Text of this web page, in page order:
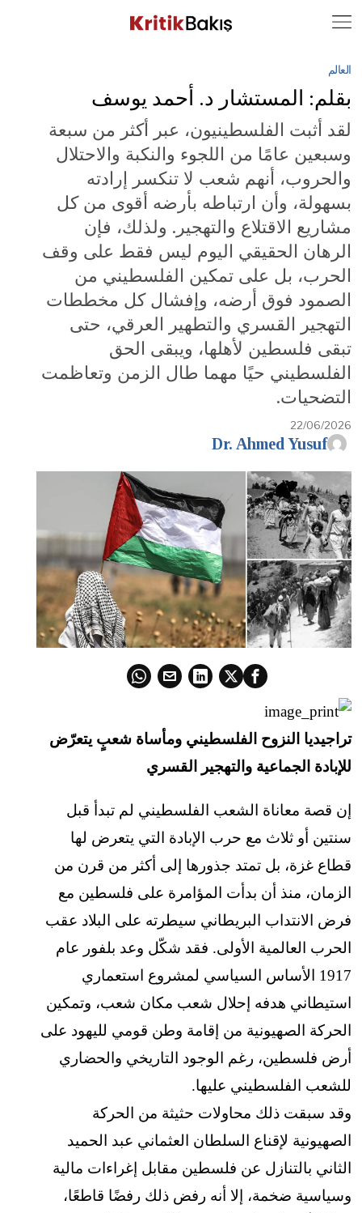
العالم
بقلم: المستشار د. أحمد يوسف
لقد أثبت الفلسطينيون، عبر أكثر من سبعة
وسبعين عامًا من اللجوء والنكبة والاحتلال
والحروب، أنهم شعب لا تنكسر إرادته
بسهولة، وأن ارتباطه بأرضه أقوى من كل
مشاريع الاقتلاع والتهجير. ولذلك، فإن
الرهان الحقيقي اليوم ليس فقط على وقف
الحرب، بل على تمكين الفلسطيني من
الصمود فوق أرضه، وإفشال كل مخططات
التهجير القسري والتطهير العرقي، حتى
تبقى فلسطين لأهلها، ويبقى الحق
الفلسطيني حيًا مهما طال الزمن وتعاظمت
التضحيات.
22/06/2026
Dr. Ahmed Yusuf
تراجيديا النزوح الفلسطيني ومأساة شعبٍ يتعرّض
للإبادة الجماعية والتهجير القسري
إن قصة معاناة الشعب الفلسطيني لم تبدأ قبل
سنتين أو ثلاث مع حرب الإبادة التي يتعرض لها
قطاع غزة، بل تمتد جذورها إلى أكثر من قرن من
الزمان، منذ أن بدأت المؤامرة على فلسطين مع
فرض الانتداب البريطاني سيطرته على البلاد عقب
الحرب العالمية الأولى. فقد شكّل وعد بلفور عام
1917 الأساس السياسي لمشروع استعماري
استيطاني هدفه إحلال شعب مكان شعب، وتمكين
الحركة الصهيونية من إقامة وطن قومي لليهود على
أرض فلسطين، رغم الوجود التاريخي والحضاري
للشعب الفلسطيني عليها.
وقد سبقت ذلك محاولات حثيثة من الحركة
الصهيونية لإقناع السلطان العثماني عبد الحميد
الثاني بالتنازل عن فلسطين مقابل إغراءات مالية
وسياسية ضخمة، إلا أنه رفض ذلك رفضًا قاطعًا،